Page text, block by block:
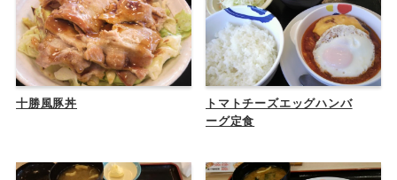
十勝風豚丼
トマトチーズエッグハンバ
ーグ定食